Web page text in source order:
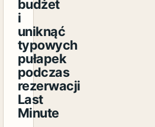
budżet
i
uniknąć
typowych
pułapek
podczas
rezerwacji
Last
Minute